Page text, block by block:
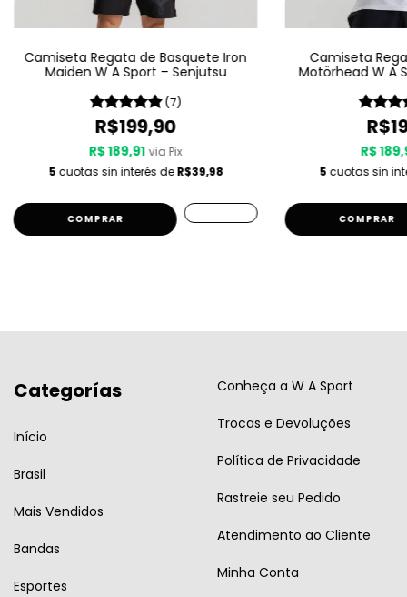
Camiseta Regata de Basquete Iron
Maiden W A Sport – Senjutsu
(7)
R$199,90
R$ 189,91 via Pix
5 cuotas sin interés deR$39,98
COMPRAR
Camiseta
Motörhead W A
R$
5 cuotas sin
COMPRAR
Categorías
Início
Brasil
Mais Vendidos
Bandas
Esportes
Conheça a W A Sport
Trocas e Devoluções
Política de Privacidade
Rastreie seu Pedido
Atendimento ao Cliente
Minha Conta